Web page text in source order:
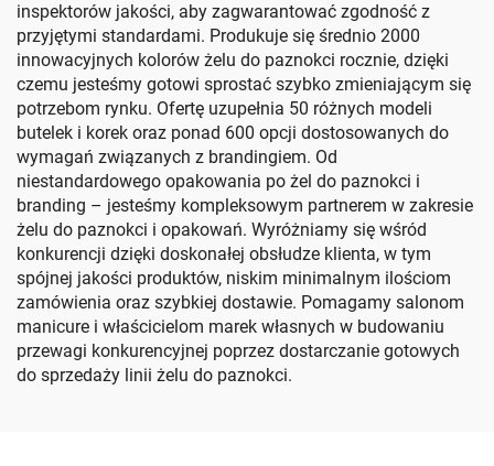
inspektorów jakości, aby zagwarantować zgodność z
przyjętymi standardami. Produkuje się średnio 2000
innowacyjnych kolorów żelu do paznokci rocznie, dzięki
czemu jesteśmy gotowi sprostać szybko zmieniającym się
potrzebom rynku. Ofertę uzupełnia 50 różnych modeli
butelek i korek oraz ponad 600 opcji dostosowanych do
wymagań związanych z brandingiem. Od
niestandardowego opakowania po żel do paznokci i
branding – jesteśmy kompleksowym partnerem w zakresie
żelu do paznokci i opakowań. Wyróżniamy się wśród
konkurencji dzięki doskonałej obsłudze klienta, w tym
spójnej jakości produktów, niskim minimalnym ilościom
zamówienia oraz szybkiej dostawie. Pomagamy salonom
manicure i właścicielom marek własnych w budowaniu
przewagi konkurencyjnej poprzez dostarczanie gotowych
do sprzedaży linii żelu do paznokci.